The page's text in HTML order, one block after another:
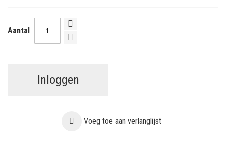
Aantal
Inloggen
Voeg toe aan verlanglijst